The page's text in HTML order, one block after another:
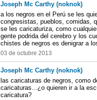
Joseph Mc Carthy (noknok)
a los negros en el Perú se les
congresistas, pueblos, comidas,
se les caricaturiza, como
gente podrida del cerebro y los
chistes de negros es denigrar a
03 de octubre 2013
Joseph Mc Carthy (noknok)
las caricaturas de negros, como
caricaturas...¿o quieren ir a la
caricatura?